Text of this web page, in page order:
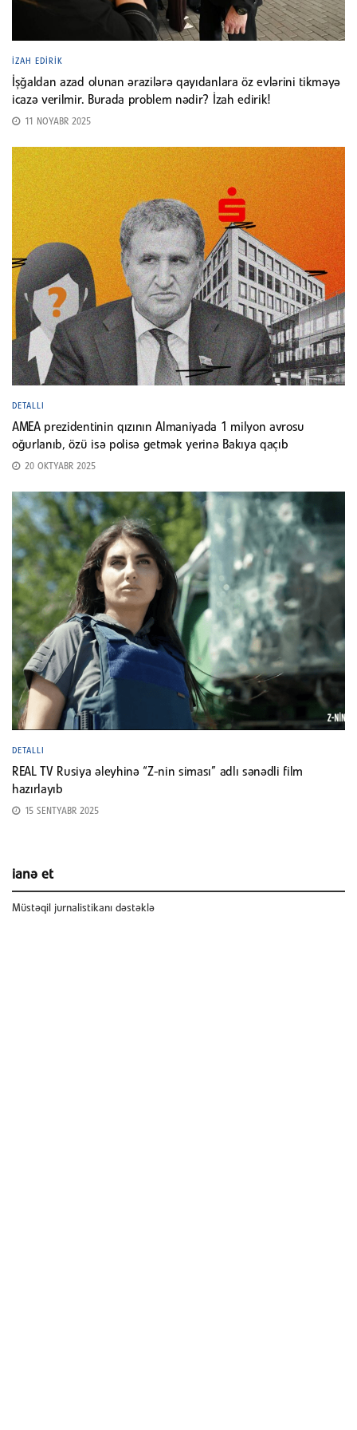
İZAH EDIRIK
İşğaldan azad olunan ərazilərə qayıdanlara öz evlərini tikməyə
icazə verilmir. Burada problem nədir? İzah edirik!
11 NOYABR 2025
DETALLI
AMEA prezidentinin qızının Almaniyada 1 milyon avrosu
oğurlanıb, özü isə polisə getmək yerinə Bakıya qaçıb
20 OKTYABR 2025
DETALLI
REAL TV Rusiya əleyhinə “Z-nin siması” adlı sənədli film
hazırlayıb
15 SENTYABR 2025
ianə et
Müstəqil jurnalistikanı dəstəklə